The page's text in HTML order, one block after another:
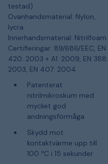
testad)
Ovanhandsmaterial: Nylon,
lycra
Innerhandsmaterial: Nitrilfoam
Certifieringar: 89/686/EEC, EN
420: 2003 + A1: 2009, EN 388:
2003, EN 407: 2004
Patenterat
nitrilmikroskum med
mycket god
andningsförmåga
Skydd mot
kontaktvärme upp till
100 °C i 15 sekunder